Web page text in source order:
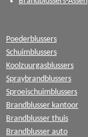
Poederblussers
Schuimblussers
Koolzuurgasblussers
Spraybrandblussers
Sproeischuimblussers
Brandblusser kantoor
Brandblusser thuis
Brandblusser auto